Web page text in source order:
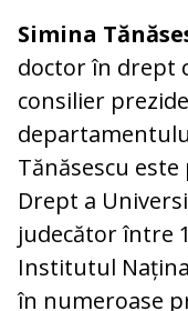
Simina
doctor în drept
consilier
Tănăsescu
Drept a
judecător între
Institutul
în numeroase